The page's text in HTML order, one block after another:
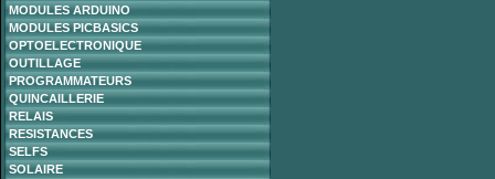
MODULES ARDUINO
MODULES PICBASICS
OPTOELECTRONIQUE
OUTILLAGE
PROGRAMMATEURS
QUINCAILLERIE
RELAIS
RESISTANCES
SELFS
SOLAIRE